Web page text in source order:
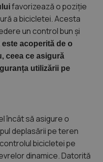
favorizează o poziție
a bicicletei. Acesta
un control bun și
este acoperită de o
ceea ce asigură
utilizării pe
încât să asigure o
deplasării pe teren
bicicletei pe
dinamice. Datorită